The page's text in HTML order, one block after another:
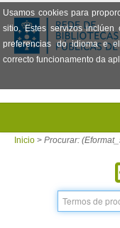
Usamos cookies para
sitio. Estes servizos
preferencias do idioma e
correcto funcionamento da
INICIO
PRÉSTAMO
Inicio > Procurar: